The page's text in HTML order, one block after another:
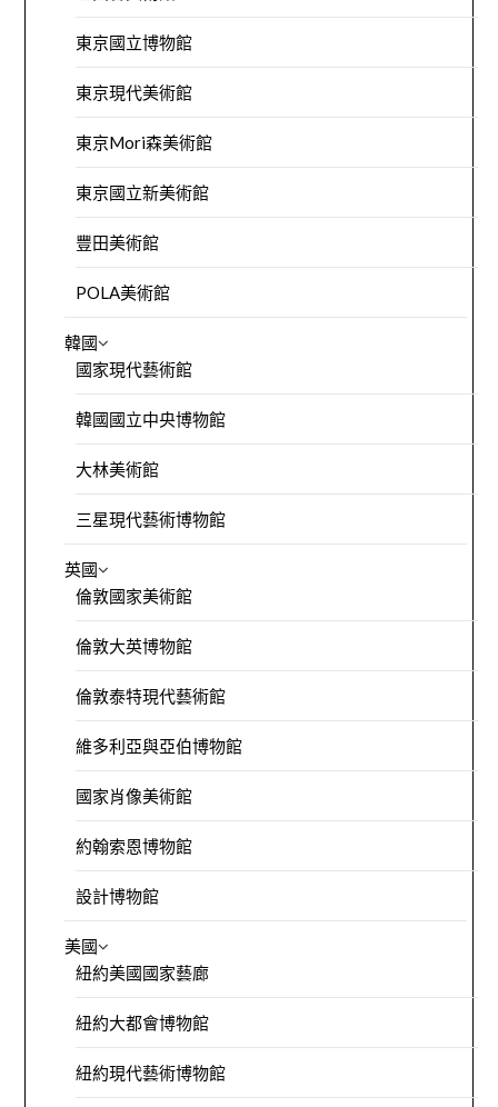
東京國立博物館
東京現代美術館
東京Mori森美術館
東京國立新美術館
豐田美術館
POLA美術館
韓國
國家現代藝術館
韓國國立中央博物館
大林美術館
三星現代藝術博物館
英國
倫敦國家美術館
倫敦大英博物館
倫敦泰特現代藝術館
維多利亞與亞伯博物館
國家肖像美術館
約翰索恩博物館
設計博物館
美國
紐約美國國家藝廊
紐約大都會博物館
紐約現代藝術博物館